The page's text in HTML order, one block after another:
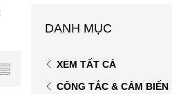
DANH MỤC
XEM TẤT CẢ
CÔNG TẮC & CẢM BIẾN